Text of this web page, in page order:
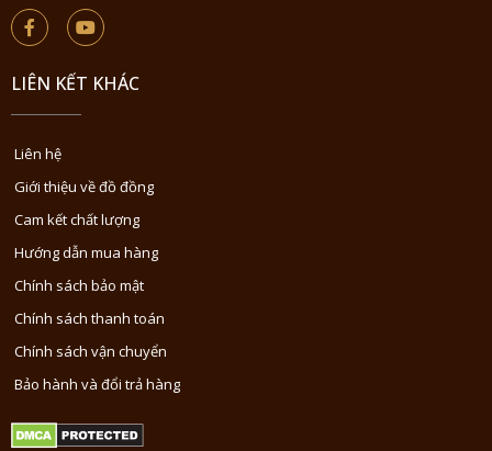
LIÊN KẾT KHÁC
Liên hệ
Giới thiệu về đồ đồng
Cam kết chất lượng
Hướng dẫn mua hàng
Chính sách bảo mật
Chính sách thanh toán
Chính sách vận chuyển
Bảo hành và đổi trả hàng